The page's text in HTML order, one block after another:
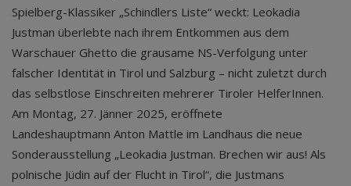
Spielberg-Klassiker „Schindlers Liste“ weckt: Leokadia
Justman überlebte nach ihrem Entkommen aus dem
Warschauer Ghetto die grausame NS-Verfolgung unter
falscher Identität in Tirol und Salzburg – nicht zuletzt durch
das selbstlose Einschreiten mehrerer Tiroler HelferInnen.
Am Montag, 27. Jänner 2025, eröffnete
Landeshauptmann Anton Mattle im Landhaus die neue
Sonderausstellung „Leokadia Justman. Brechen wir aus! Als
polnische Jüdin auf der Flucht in Tirol“, die Justmans